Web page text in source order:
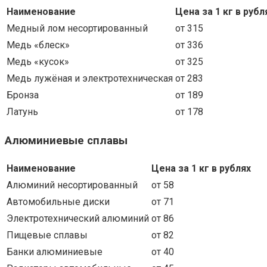
Наименование
Цена за 1 кг в
Медный лом несортированный
от 315
Медь «блеск»
от 336
Медь «кусок»
от 325
Медь лужёная и электротехническая от 283
Бронза
от 189
Латунь
от 178
Алюминиевые сплавы
Наименование
Цена за 1 кг в рублях
Алюминий несортированный
от 58
Автомобильные диски
от 71
Электротехнический алюминий от 86
Пищевые сплавы
от 82
Банки алюминиевые
от 40